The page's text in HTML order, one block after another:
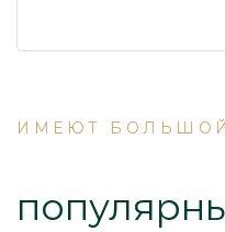
ИМЕЮТ